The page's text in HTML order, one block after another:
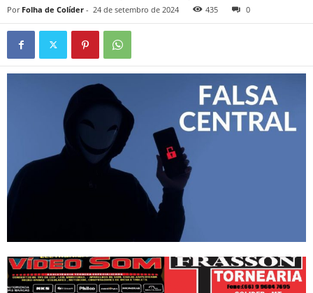
Por Folha de Colíder - 24 de setembro de 2024 435 0